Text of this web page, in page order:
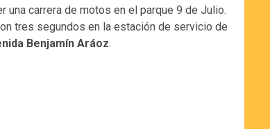
una carrera de motos en el parque 9 de Julio.
tres segundos en la estación de servicio de
Benjamín Aráoz.